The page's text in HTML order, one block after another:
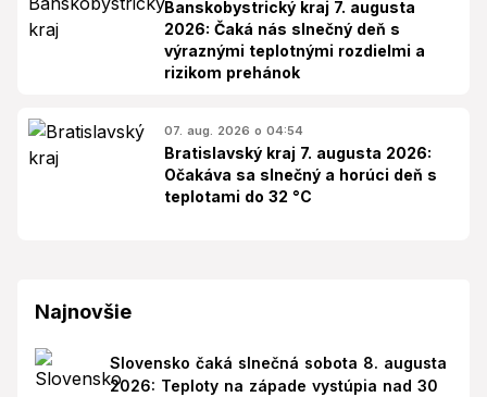
Banskobystrický kraj 7. augusta
2026: Čaká nás slnečný deň s
výraznými teplotnými rozdielmi a
rizikom prehánok
07. aug. 2026 o 04:54
Bratislavský kraj 7. augusta 2026:
Očakáva sa slnečný a horúci deň s
teplotami do 32 °C
Najnovšie
Slovensko čaká slnečná sobota 8. augusta
2026: Teploty na západe vystúpia nad 30